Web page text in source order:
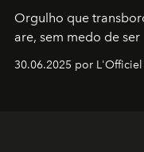
Orgulho que
are, sem medo de ser
30.06.2025 por L'Officiel